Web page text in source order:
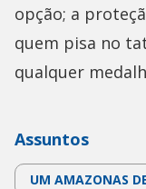
opção; a
quem pisa no
qualquer
Assuntos
UM AMAZONAS